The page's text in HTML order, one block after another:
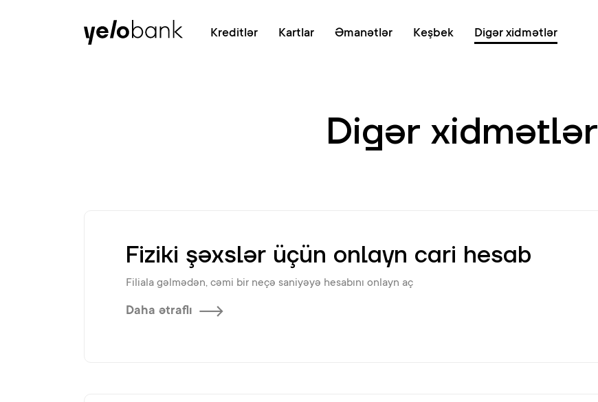
Kreditlər Kartlar Əmanətlər Keşbek Digər xidmətlər
Digər xidmətlər
Fiziki şəxslər üçün onlayn cari hesab
Filiala gəlmədən, cəmi bir neçə saniyəyə hesabını onlayn aç
Daha ətraflı